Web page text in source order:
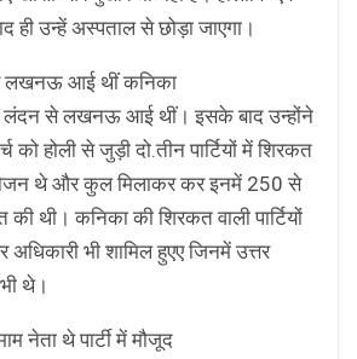
ही उन्हें अस्पताल से छोड़ा जाएगा।
लखनऊ आई थीं कनिका
लंदन से लखनऊ आई थीं। इसके बाद उन्होंने
होली से जुड़ी दो.तीन पार्टियों में शिरकत
थे और कुल मिलाकर कर इनमें 250 से
थी। कनिका की शिरकत वाली पार्टियों
भी शामिल हुएए जिनमें उत्तर
थे।
नेता थे पार्टी में मौजूद